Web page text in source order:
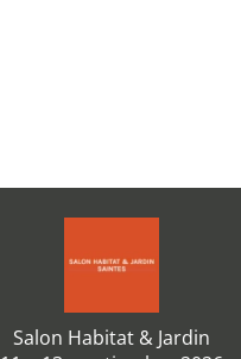
Salon Habitat & Jardin